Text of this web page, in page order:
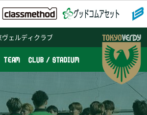
ヴェルディクラブ
TEAM CLUB / STADIUM